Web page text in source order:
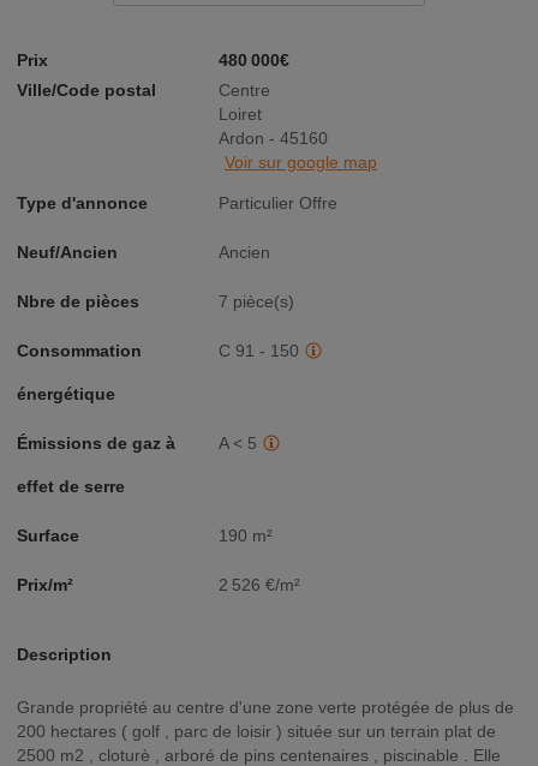
Prix
480 000€
Ville/Code postal
Centre
Loiret
Ardon - 45160
Voir sur google map
Type d'annonce Particulier Offre
Neuf/Ancien Ancien
Nbre de pièces 7 pièce(s)
Consommation
énergétique
C 91 - 150
Émissions de gaz à
effet de serre
A < 5
Surface 190 m²
Prix/m² 2 526 €/m²
Description
Grande propriété au centre d'une zone verte protégée de plus de
200 hectares ( golf , parc de loisir ) située sur un terrain plat de
2500 m2 , cloturè , arboré de pins centenaires , piscinable . Elle